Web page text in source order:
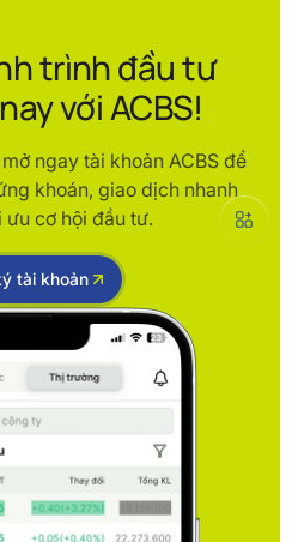
trình đầu tư
với ACBS!
ngay tài khoản ACBS để
khoán, giao dịch nhanh
cơ hội đầu tư.
tài khoản